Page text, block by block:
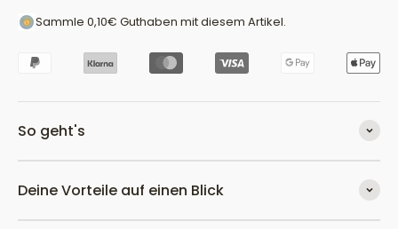
Sammle 0,10€ Guthaben mit diesem Artikel.
So geht's
Deine Vorteile auf einen Blick